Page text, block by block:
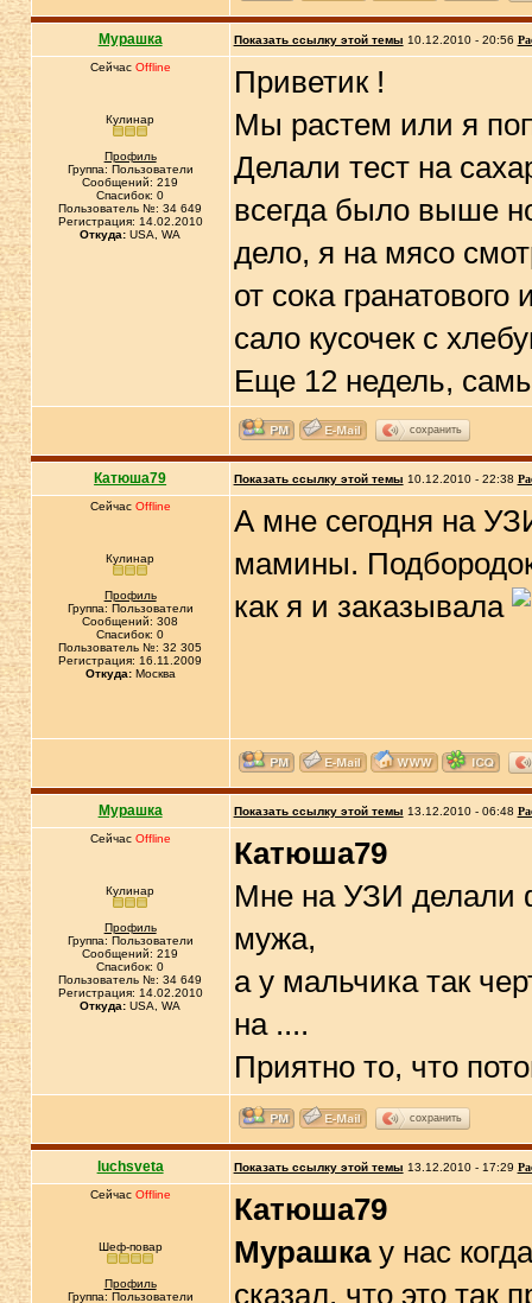
Мурашка Показать ссылку этой темы 10.12.2010 - 20:56
Сейчас Offline
Кулинар
Профиль
Группа: Пользователи
Сообщений: 219
Спасибок: 0
Пользователь №: 34 649
Регистрация: 14.02.2010
Откуда: USA, WA
Приветик !
Мы растем или я
Делали тест на
всегда было выше
дело, я на мясо
от сока
сало кусочек с
Еще 12 недель,
сохранить
Катюша79 Показать ссылку этой темы 10.12.2010 - 22:38
Сейчас Offline
Кулинар
Профиль
Группа: Пользователи
Сообщений: 308
Спасибок: 0
Пользователь №: 32 305
Регистрация: 16.11.2009
Откуда:Москва
А мне сегодня на
мамины.
как я и заказывала
Мурашка Показать ссылку этой темы 13.12.2010 - 06:48
Сейчас Offline
Кулинар
Профиль
Группа: Пользователи
Сообщений: 219
Спасибок: 0
Пользователь №: 34 649
Регистрация: 14.02.2010
Откуда: USA, WA
Катюша79
Мне на УЗИ делали
мужа,
а у мальчика так
на ....
Приятно то, что
сохранить
luchsveta Показать ссылку этой темы 13.12.2010 - 17:29
Сейчас Offline
Шеф-повар
Профиль
Группа: Пользователи
Катюша79
Мурашкау нас
сказал, что это так